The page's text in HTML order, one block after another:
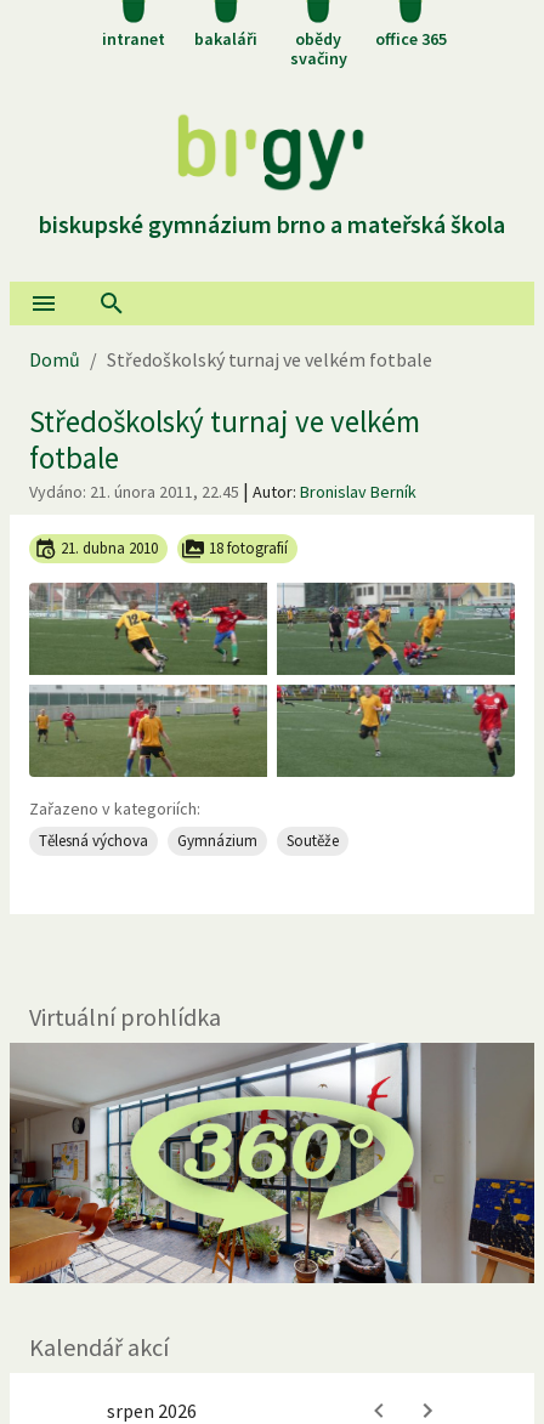
intranet bakaláři
obědy
svačiny
office 365
biskupské gymnázium brno a mateřská škola
Domů / Středoškolský turnaj ve velkém fotbale
Středoškolský turnaj ve velkém
fotbale
Vydáno: 21. února 2011, 22.45 | Autor: Bronislav Berník
21. dubna 2010 18 fotografií
Zařazeno v kategoriích:
Tělesná výchova Gymnázium Soutěže
Virtuální prohlídka
Kalendář akcí
srpen 2026